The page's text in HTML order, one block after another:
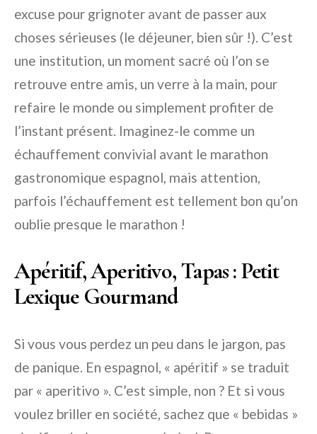
excuse pour grignoter avant de passer aux
choses sérieuses (le déjeuner, bien sûr !). C’est
une institution, un moment sacré où l’on se
retrouve entre amis, un verre à la main, pour
refaire le monde ou simplement profiter de
l’instant présent. Imaginez-le comme un
échauffement convivial avant le marathon
gastronomique espagnol, mais attention,
parfois l’échauffement est tellement bon qu’on
oublie presque le marathon !
Apéritif, Aperitivo, Tapas : Petit
Lexique Gourmand
Si vous vous perdez un peu dans le jargon, pas
de panique. En espagnol, « apéritif » se traduit
par « aperitivo ». C’est simple, non ? Et si vous
voulez briller en société, sachez que « bebidas »